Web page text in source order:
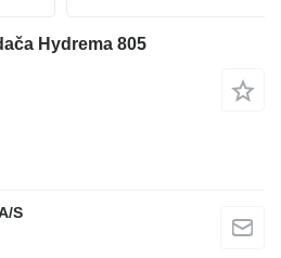
Hydrema 805
S